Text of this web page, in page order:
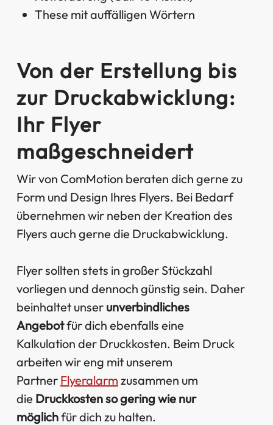
These mit auffälligen Wörtern
Von der Erstellung bis
zur Druckabwicklung:
Ihr Flyer
maßgeschneidert
Wir von ComMotion beraten dich gerne zu
Form und Design Ihres Flyers. Bei Bedarf
übernehmen wir neben der Kreation des
Flyers auch gerne die Druckabwicklung.
Flyer sollten stets in großer Stückzahl
vorliegen und dennoch günstig sein. Daher
beinhaltet unser unverbindliches
Angebotfür dich ebenfalls eine
Kalkulation der Druckkosten. Beim Druck
arbeiten wir eng mit unserem
Partner Flyeralarm zusammen um
die Druckkosten so gering wie nur
möglichfür dich zu halten.